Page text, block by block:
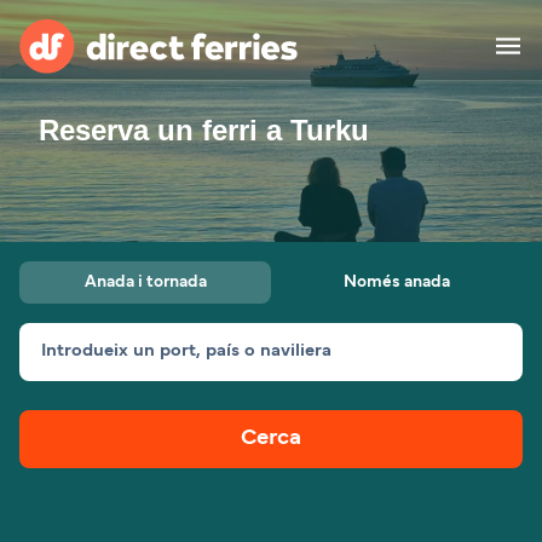
Països
Bitllets de Ferry
Ferris
Reserva un ferri a Turku
Anada i tornada Només anada
Introdueix un port, país o naviliera
Cerca